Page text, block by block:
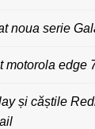
noua serie
motorola edge
și căștile